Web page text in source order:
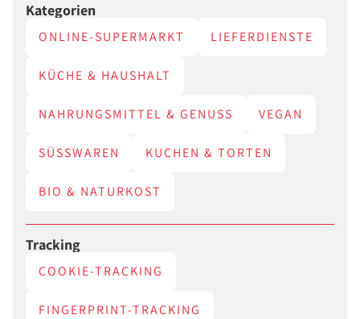
Kategorien
ONLINE-SUPERMARKT LIEFERDIENSTE
KÜCHE & HAUSHALT
NAHRUNGSMITTEL & GENUSS VEGAN
SÜSSWAREN KUCHEN & TORTEN
BIO & NATURKOST
Tracking
COOKIE-TRACKING
FINGERPRINT-TRACKING